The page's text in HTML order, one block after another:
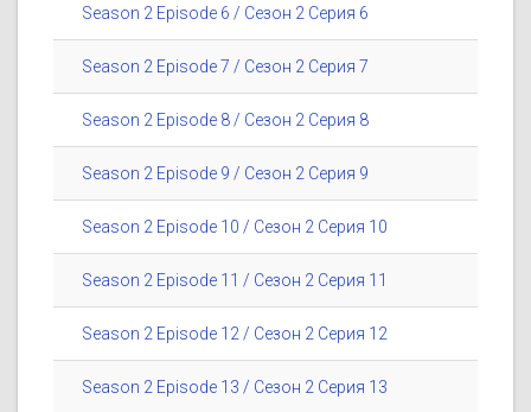
Season 2 Episode 6 / Сезон 2 Серия 6
Season 2 Episode 7 / Сезон 2 Серия 7
Season 2 Episode 8 / Сезон 2 Серия 8
Season 2 Episode 9 / Сезон 2 Серия 9
Season 2 Episode 10 / Сезон 2 Серия 10
Season 2 Episode 11 / Сезон 2 Серия 11
Season 2 Episode 12 / Сезон 2 Серия 12
Season 2 Episode 13 / Сезон 2 Серия 13